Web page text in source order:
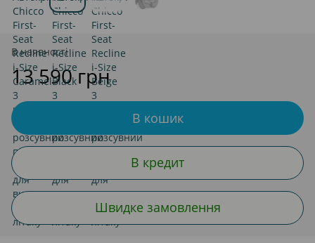
В наявності
13 590 грн
В кошик
В кредит
Швидке замовлення